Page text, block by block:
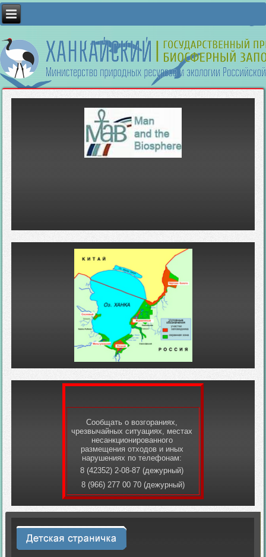
Сообщать о возгораниях,
чрезвычайных ситуациях, местах
несанкционированного
размещения отходов и иных
нарушениях по телефонам:
8 (42352) 2-08-87 (дежурный)
8 (966) 277 00 70 (дежурный)